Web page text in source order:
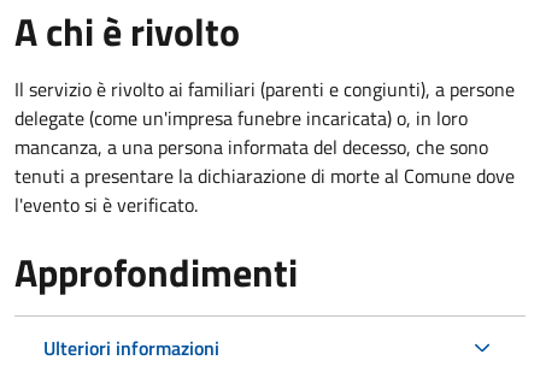
A chi è rivolto
Il servizio è rivolto ai familiari (parenti e congiunti), a persone
delegate (come un'impresa funebre incaricata) o, in loro
mancanza, a una persona informata del decesso, che sono
tenuti a presentare la dichiarazione di morte al Comune dove
l'evento si è verificato.
Approfondimenti
Ulteriori informazioni